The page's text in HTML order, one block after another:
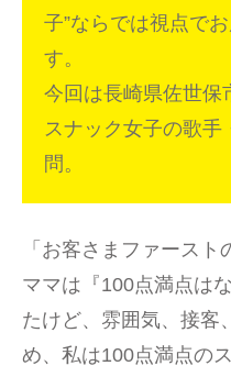
子”ならでは視点で
す。
今回は長崎県佐世保
スナック女子の歌
問。
「お客さまファースト
ママは『100点満点は
たけど、雰囲気、接客
め、私は100点満点の